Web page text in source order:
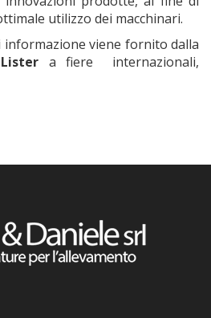
utilizzo dei macchinari.
informazione viene fornito dalla
Lister a fiere internazionali,